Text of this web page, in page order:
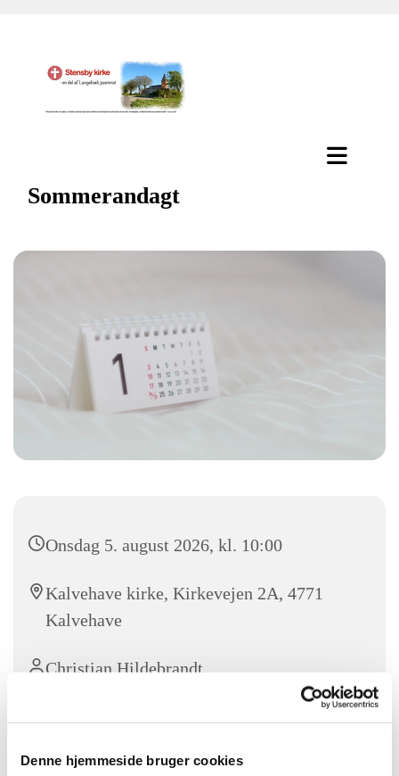
Denne hjemmeside bruger cookies
Sommerandagt
Onsdag 5. august 2026, kl. 10:00
Kalvehave kirke, Kirkevejen 2A, 4771
Kalvehave
Christian Hildebrandt
Velkommen til Sommerandagt i Kalvehave kirke. Et lille